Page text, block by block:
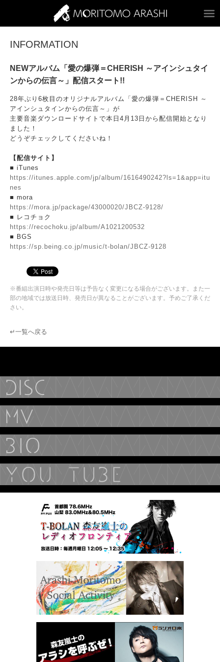
INFORMATION
NEWアルバム「愛の爆弾＝CHERISH ～アインシュタイ
ンからの伝言～」配信スタート!!
28年ぶり6枚目のオリジナルアルバム「愛の爆弾＝CHERISH ～
アインシュタインからの伝言～」が
主要音楽ダウンロードサイトで本日4月13日から配信開始となり
ました！
どうぞチェックしてくださいね！
【配信サイト】
■ iTunes
https://itunes.apple.com/jp/album/1616490242?ls=1&app=itu
nes
■ mora
https://mora.jp/package/43000020/JBCZ-9128/
■ レコチョク
https://recochoku.jp/album/A1021200532
■ BGS
https://sp.being.co.jp/music/t-bolan/JBCZ-9128
※番組出演日時や発売日等は予告なく変更になる場合がございます。また一
部の地域では放送日時、発売日が異なることがございます。予めご了承くだ
さい。
↵一覧へ戻る